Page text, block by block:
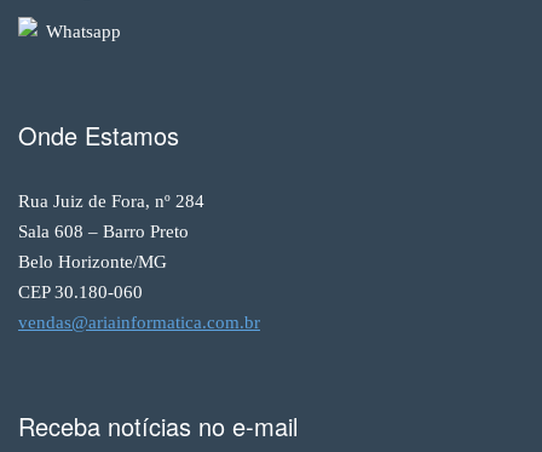
Whatsapp
Onde Estamos
Rua Juiz de Fora, nº 284
Sala 608 – Barro Preto
Belo Horizonte/MG
CEP 30.180-060
vendas@ariainformatica.com.br
Receba notícias no e-mail